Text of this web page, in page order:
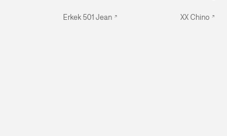
Erkek 501 Jean XX Chino